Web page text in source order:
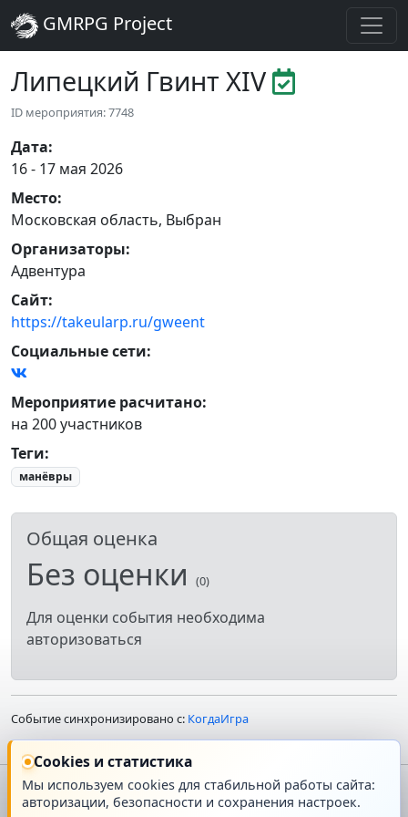
GMRPG Project
Липецкий Гвинт XIV
ID мероприятия: 7748
Дата:
16 - 17 мая 2026
Место:
Московская область, Выбран
Организаторы:
Адвентура
Сайт:
https://takeularp.ru/gweent
Социальные сети:
Мероприятие расчитано:
на 200 участников
Теги:
манёвры
Общая оценка
Без оценки (0)
Для оценки события необходима
авторизоваться
Событие синхронизировано с: КогдаИгра
Главная О проекте
Cookies и статистика
Мы используем cookies для стабильной работы сайта:
авторизации, безопасности и сохранения настроек.